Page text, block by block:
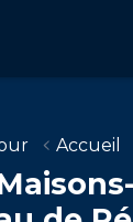
Accueil